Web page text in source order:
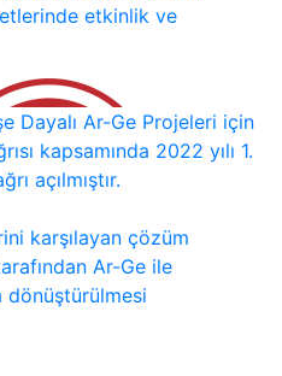
etkinlik ve
Dayalı Ar-Ge Projeleri için
kapsamında 2022 yılı 1.
açılmıştır.
karşılayan çözüm
Ar-Ge ile
dönüştürülmesi